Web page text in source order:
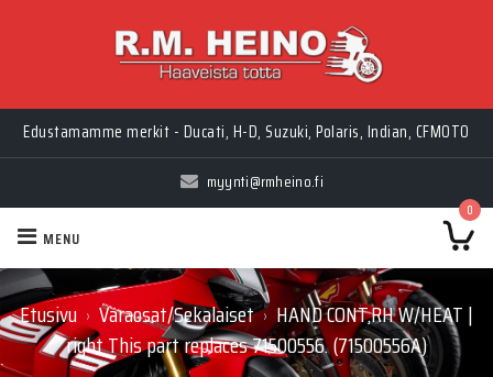
Edustamamme merkit - Ducati, H-D, Suzuki, Polaris, Indian, CFMOTO
myynti@rmheino.fi
0
MENU
Etusivu › Varaosat/Sekalaiset › HAND CONT,RH W/HEAT |
right This part replaces 71500556. (71500556A)